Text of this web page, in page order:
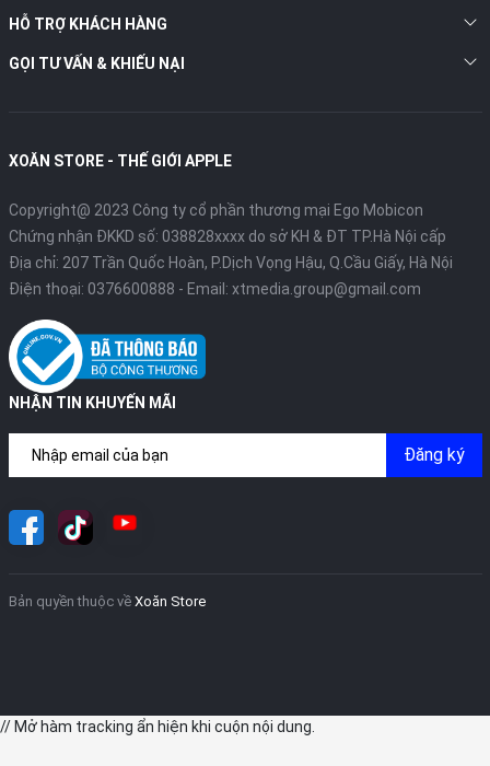
HỖ TRỢ KHÁCH HÀNG
GỌI TƯ VẤN & KHIẾU NẠI
XOĂN STORE - THẾ GIỚI APPLE
Copyright@ 2023 Công ty cổ phần thương mại Ego Mobicon
Chứng nhận ĐKKD số: 038828xxxx do sở KH & ĐT TP.Hà Nội cấp
Địa chỉ: 207 Trần Quốc Hoàn, P.Dịch Vọng Hậu, Q.Cầu Giấy, Hà Nội
Điện thoại: 0376600888 - Email: xtmedia.group@gmail.com
NHẬN TIN KHUYẾN MÃI
Đăng ký
Bản quyền thuộc về Xoăn Store
// Mở hàm tracking ẩn hiện khi cuộn nội dung.